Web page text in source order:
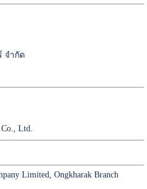
จำกัด
Co., Ltd.
Limited, Ongkharak Branch